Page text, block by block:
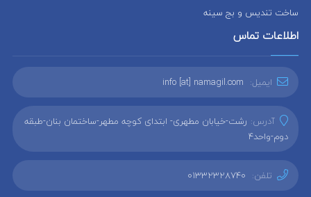
ساخت تندیس و بج سینه
اطلاعات تماس
ایمیل: info [at] namagil.com
آدرس: رشت-خیابان مطهری- ابتدای کوچه مطهر-ساختمان بنان-طبقه
دوم-واحد4
تلفن: 01332328740